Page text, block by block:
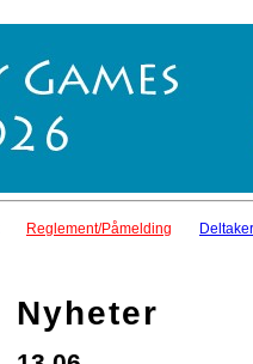
Reglement/Påmelding
Nyheter